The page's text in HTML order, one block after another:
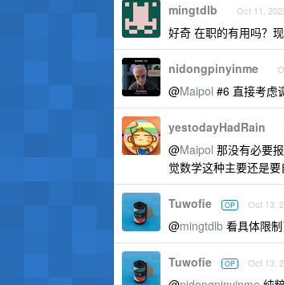
mingtdlb Oct 11,
好奇 在职的有用吗？
nidongpinyinme
@Maipol #6 直接考虑
yestodayHadRain
@Maipol 那没有必要
觉数学这种主要还是
Tuwofie OP Oct 13,
@mingtdlb 看具体限
Tuwofie OP Oct 13,